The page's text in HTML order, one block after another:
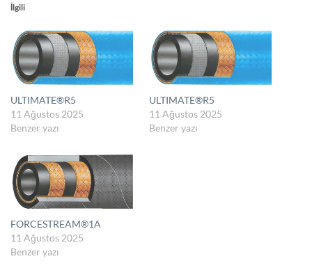
İlgili
ULTIMATE®R5
11 Ağustos 2025
Benzer yazı
ULTIMATE®R5
11 Ağustos 2025
Benzer yazı
FORCESTREAM®1A
11 Ağustos 2025
Benzer yazı